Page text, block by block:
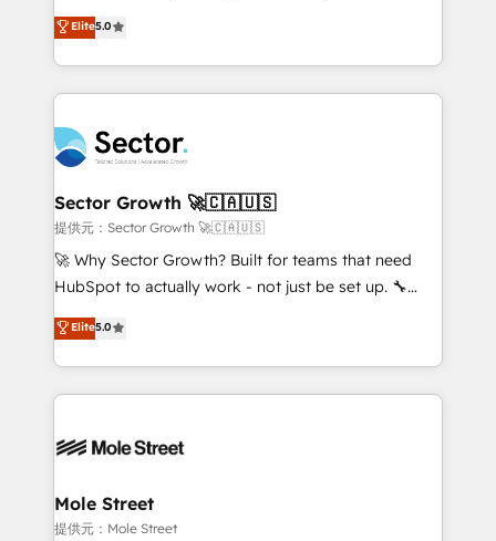
Oferecemos ainda agentes de IA especializados em
HubSpot que automatizam tarefas executam rotinas
empresas em 13 países utilizam a Nexforce. Somos
a maior parceira da HubSpot na América Latina e
líder no ranking global de sucesso do cliente da
HubSpot.
one of HubSpot's most experienced and technically
capable Agency Partners globally. We specialise in
complex CRM migrations, implementations,
integrations, custom CMS portal development,
businesses. Our teams are based in North America
and APAC. We are HubSpot's top-ranked Advanced
Implementation Certified Partner and we contribute
to their advisory council. We strive to do 'good work
with good people' and have worked with incredible
brands. You can see some of them on our website,
Elite5.0
Sector Growth 🚀🇨🇦🇺🇸
提供元：Sector Growth 🚀🇨🇦🇺🇸
🚀 Why Sector Growth? Built for teams that need
HubSpot to actually work - not just be set up. 🔧
HubSpot Experts: Onboarding, migrations,
automation, and training built for adoption. ⚡ Highly
Technical Execution: ERP, EMR and Custom
Integrations; complex builds delivered in weeks, not
workflows; automation agents; process optimization
Healthcare: HIPAA implementations; secure data
workflows 💼 Financial Services: compliant
Elite5.0
Mole Street
提供元：Mole Street